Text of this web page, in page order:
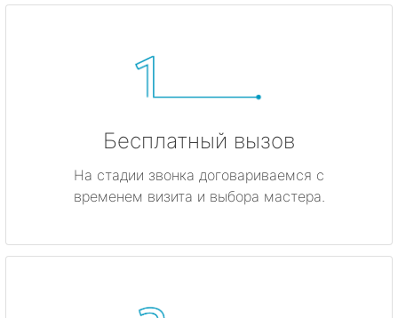
Бесплатный вызов
На стадии звонка договариваемся с
временем визита и выбора мастера.